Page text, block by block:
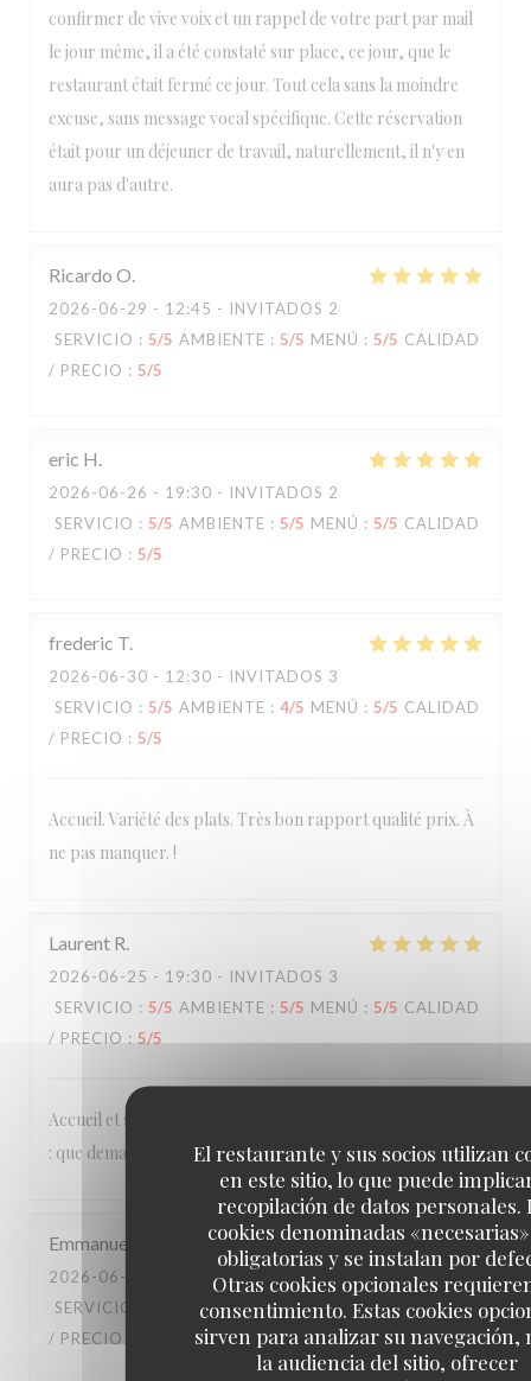
El restaurante y sus socios utilizan
en este sitio, lo que puede
recopilación de datos personales.
cookies denominadas
obligatorias y se instalan por
Otras cookies opcionales
consentimiento. Estas cookies
sirven para analizar su navegación,
la audiencia del sitio, ofrecer
confirmer de vive voix et un rappel de votre part par mail
le jour même, il a été constaté sur place, ce jour, que le
restaurant était fermé ce jour. Tout cela sans la moindre
excuse, sans message vocal spécifique. Cette réservation
était pour un déjeuner de travail, naturellement, il n'y en
aura pas d'autre.
Ricardo O
2026-06-29 - 12:45 - INVITADOS 2
SERVICIO : 5/5 AMBIENTE : 5/5 MENÚ : 5/5 CALIDAD
/ PRECIO : 5/5
eric H
2026-06-26 - 19:30 - INVITADOS 2
SERVICIO : 5/5 AMBIENTE : 5/5 MENÚ : 5/5 CALIDAD
/ PRECIO : 5/5
frederic T
2026-06-30 - 12:30 - INVITADOS 3
SERVICIO : 5/5 AMBIENTE : 4/5 MENÚ : 5/5 CALIDAD
/ PRECIO : 5/5
Accueil. Variété des plats. Très bon rapport qualité prix. À
ne pas manquer. !
Laurent R
2026-06-25 - 19:30 - INVITADOS 3
SERVICIO : 5/5 AMBIENTE : 5/5 MENÚ : 5/5 CALIDAD
/ PRECIO : 5/5
Accueil et services agréables et détendus, cuisine délicieuse
: que demander de plus ?
Emmanuel
2026-06-20
- 20:15 - INVITADOS 2
SERVICIO
AMBIENTE: 3/5 MENÚ: 5/5 CALIDAD
/ PRECIO